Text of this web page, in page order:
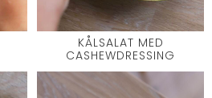
KÅLSALAT MED
CASHEWDRESSING